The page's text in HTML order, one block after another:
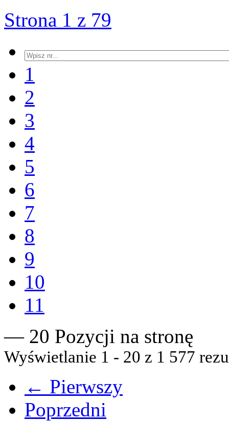
Strona 1 z 79
1
2
3
4
5
6
7
8
9
10
11
— 20 Pozycji na stronę
Wyświetlanie 1 - 20 z 1 577
← Pierwszy
Poprzedni